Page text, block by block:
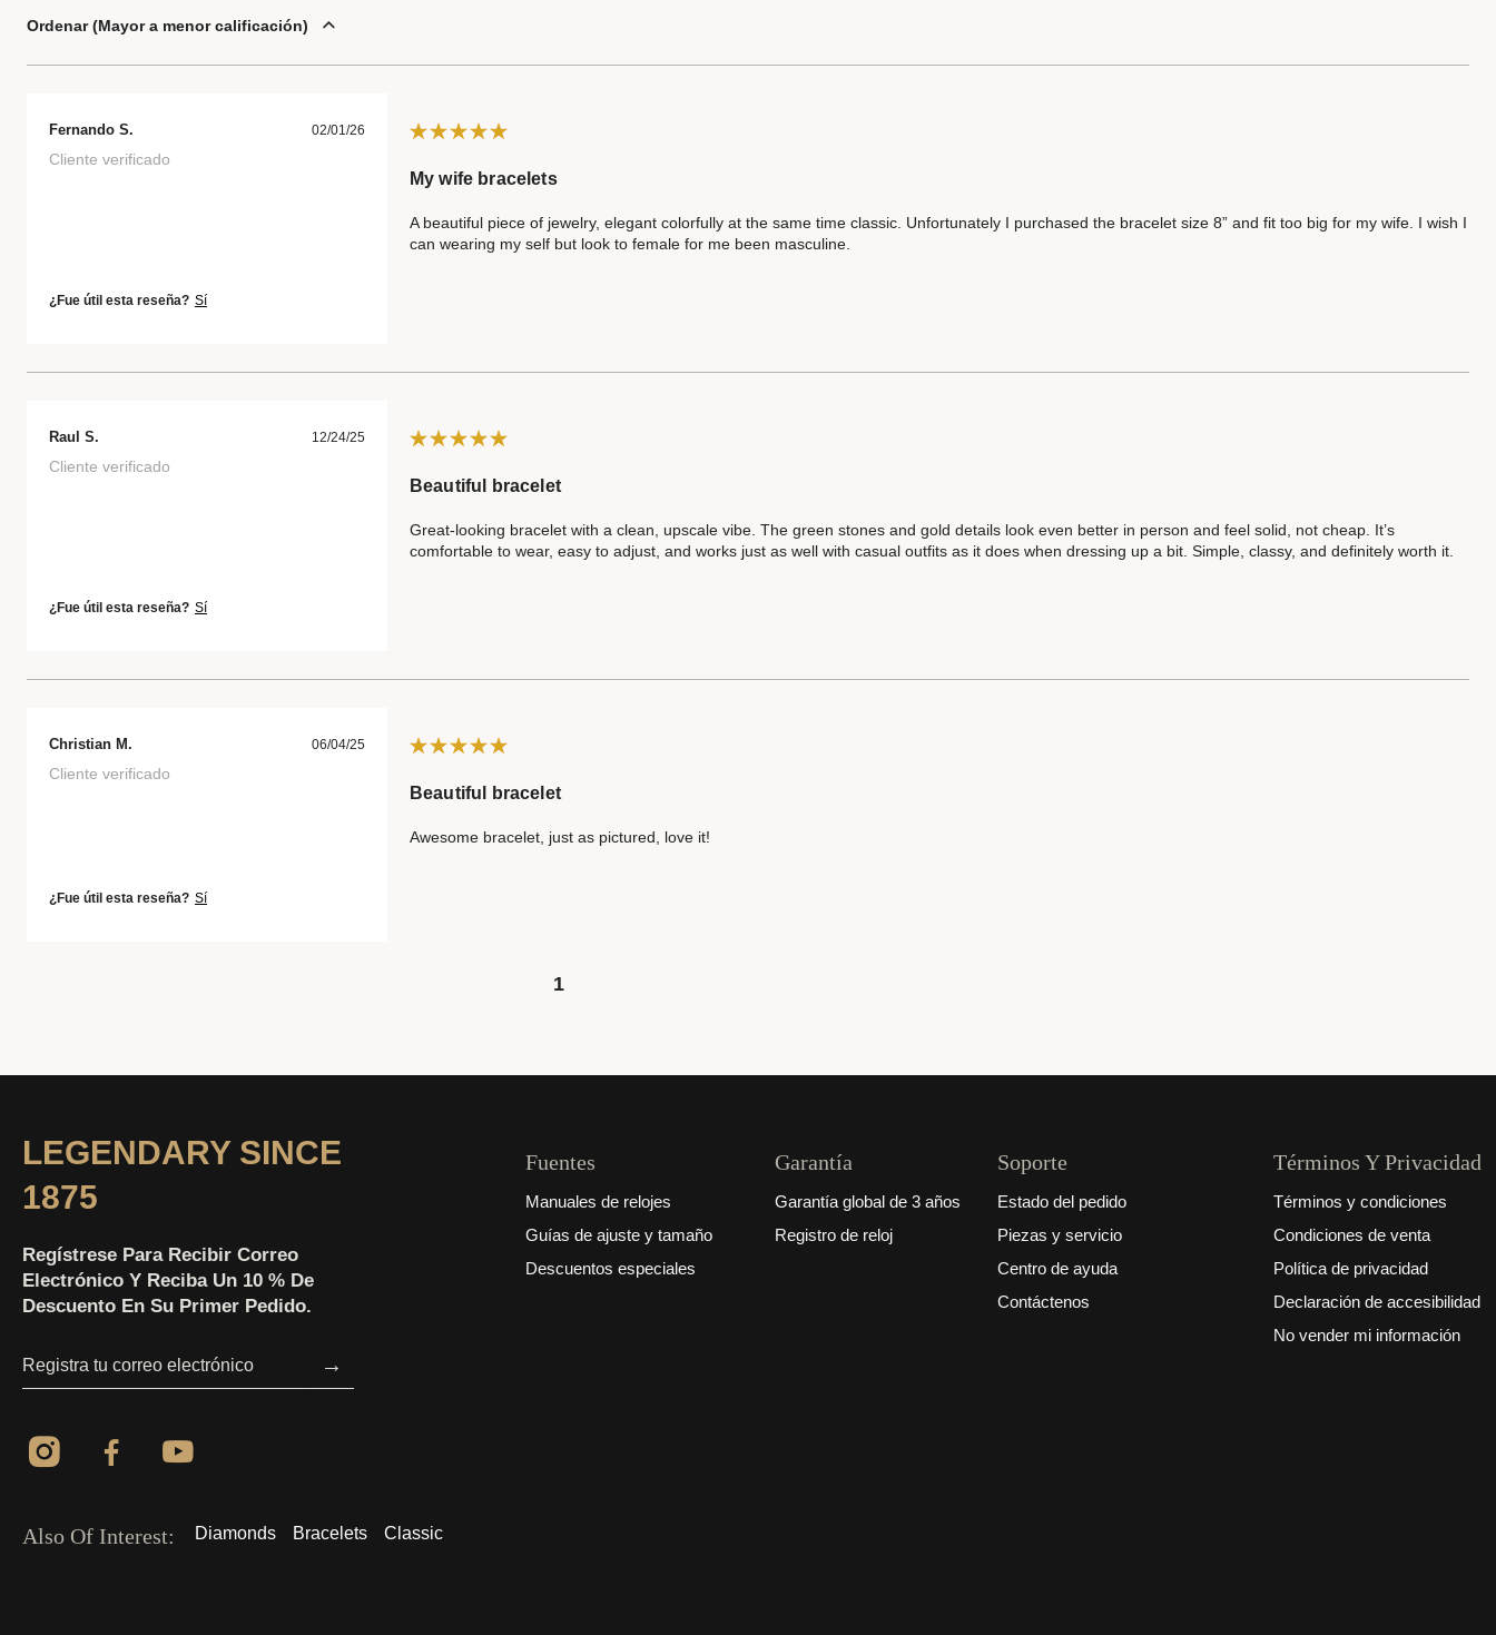
Ordenar Mayor a menor calificación
Fernando S. 02/01/26
Cliente verificado
¿Fue útil esta reseña? Sí
My wife bracelets
A beautiful piece of jewelry, elegant colorfully at the same time classic. Unfortunately I purchased the bracelet size 8” and fit too big for my wife. I wish I
can wearing my self but look to female for me been masculine.
Raul S. 12/24/25
Cliente verificado
¿Fue útil esta reseña? Sí
Beautiful bracelet
Great-looking bracelet with a clean, upscale vibe. The green stones and gold details look even better in person and feel solid, not cheap. It’s
comfortable to wear, easy to adjust, and works just as well with casual outfits as it does when dressing up a bit. Simple, classy, and definitely worth it.
Christian M. 06/04/25
Cliente verificado
¿Fue útil esta reseña? Sí
Beautiful bracelet
Awesome bracelet, just as pictured, love it!
1
LEGENDARY SINCE
1875
Regístrese Para Recibir Correo
Electrónico Y Reciba Un 10 % De
Descuento En Su Primer Pedido.
→
Fuentes
Manuales de relojes
Guías de ajuste y tamaño
Descuentos especiales
Garantía
Garantía global de 3 años
Registro de reloj
Soporte
Estado del pedido
Piezas y servicio
Centro de ayuda
Contáctenos
Términos Y Privacidad
Términos y condiciones
Condiciones de venta
Política de privacidad
Declaración de accesibilidad
No vender mi información
Also Of Interest: Diamonds Bracelets Classic